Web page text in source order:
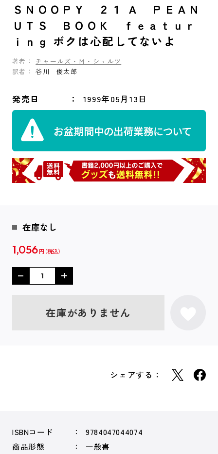
ＳＮＯＯＰＹ ２１ Ａ ＰＥＡＮ
ＵＴＳ ＢＯＯＫ ｆｅａｔｕｒ
ｉｎｇ ボクは心配してないよ
著者：
チャールズ・Ｍ・シュルツ
訳者： 谷川 俊太郎
発売日 1999年05月13日
在庫なし
1,056 円
在庫がありません
シェアする：
ISBNコード
9784047044074
商品形態
一般書